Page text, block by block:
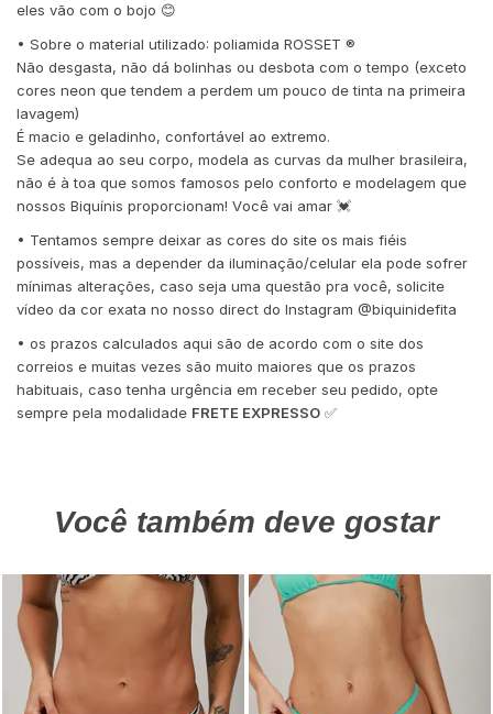
eles vão com o bojo 😊
• Sobre o material utilizado: poliamida ROSSET ®️
Não desgasta, não dá bolinhas ou desbota com o tempo (exceto
cores neon que tendem a perdem um pouco de tinta na primeira
lavagem)
É macio e geladinho, confortável ao extremo.
Se adequa ao seu corpo, modela as curvas da mulher brasileira,
não é à toa que somos famosos pelo conforto e modelagem que
nossos Biquínis proporcionam! Você vai amar 💓
• Tentamos sempre deixar as cores do site os mais fiéis
possíveis, mas a depender da iluminação/celular ela pode sofrer
mínimas alterações, caso seja uma questão pra você, solicite
vídeo da cor exata no nosso direct do Instagram @biquinidefita
• os prazos calculados aqui são de acordo com o site dos
correios e muitas vezes são muito maiores que os prazos
habituais, caso tenha urgência em receber seu pedido, opte
sempre pela modalidade FRETE EXPRESSO ✅
Você também deve gostar